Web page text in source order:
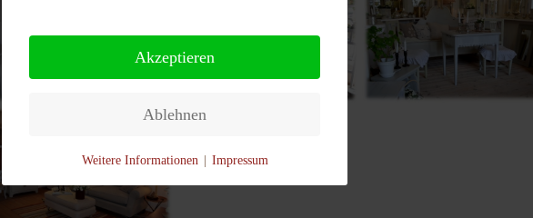
Akzeptieren
Ablehnen
Weitere Informationen | Impressum